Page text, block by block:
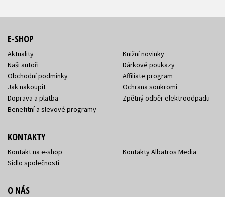
E-SHOP
Aktuality
Naši autoři
Obchodní podmínky
Jak nakoupit
Doprava a platba
Benefitní a slevové programy
Knižní novinky
Dárkové poukazy
Affiliate program
Ochrana soukromí
Zpětný odběr elektroodpadu
KONTAKTY
Kontakt na e-shop
Sídlo společnosti
Kontakty Albatros Media
O NÁS